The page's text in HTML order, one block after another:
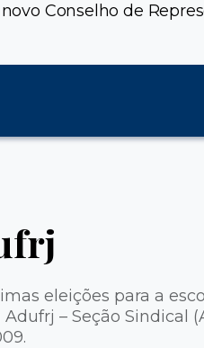
Conselho de
eleições para a
– Seção Sindical